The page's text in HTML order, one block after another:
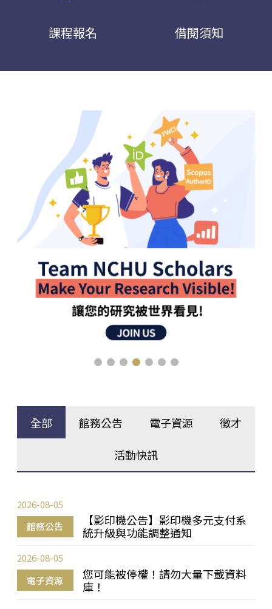
課程報名 借閱須知
全部 館務公告 電子資源 徵才
活動快訊
館務公告
【影印機公告】影印機多元支付系
統升級與功能調整通知
2026-08-05
電子資源
您可能被停權！請勿大量下載資料
庫！
2026-08-05